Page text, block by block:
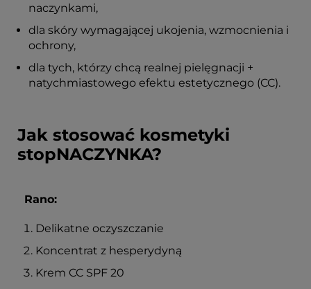
naczynkami,
dla skóry wymagającej ukojenia, wzmocnienia i
ochrony,
dla tych, którzy chcą realnej pielęgnacji +
natychmiastowego efektu estetycznego (CC).
Jak stosować kosmetyki
stopNACZYNKA?
Rano:
Delikatne oczyszczanie
Koncentrat z hesperydyną
Krem CC SPF 20